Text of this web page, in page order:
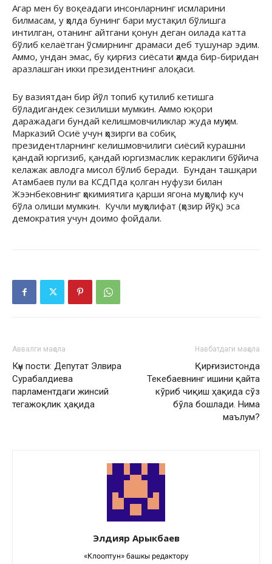
Агар мен бу воқеадаги инсонларнинг исмларини
билмасам, у ҳолда бунинг бари мустақил бўлишга
интилган, отанинг айтгани қонун деган оилада катта
бўлиб келаётган ўсмирнинг драмаси деб тушунар эдим.
Аммо, ундан эмас, бу қирғиз сиёсати ҳамда бир-биридан
аразлашган икки президентнинг алоқаси.
Бу вазиятдан бир йўл топиб қутилиб кетишга
бўладигандек сезилиши мумкин. Аммо юқори
даражадаги бундай келишмовчиликлар жуда муҳим.
Марказий Осиё учун ҳозирги ва собиқ
президентларнинг келишмовчилиги сиёсий курашни
қандай юргизиб, қандай юргизмаслик кераклиги бўйича
келажак авлодга мисол бўлиб беради. Бундан ташқари
Атамбаев пули ва КСДПда қолган нуфузи билан
Жээнбековнинг ҳокимиятига қарши ягона муҳолиф куч
бўла олиши мумкин. Кучли муҳолифат (ҳозир йўқ) эса
демократия учун доимо фойдали.
Аввалги мақола
Күн пости: Депутат Элвира
Сурабалдиева
парламентдаги жинсий
тегажоқлик ҳақида
Навбатдаги мақола
Қирғизистонда
Текебаевнинг ишини қайта
кўриб чиқиш ҳақида сўз
бўла бошлади. Нима
маълум?
Элдияр Арыкбаев
«Клооптун» башкы редактору